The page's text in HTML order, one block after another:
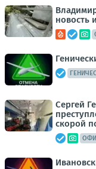
новость
Сергей
скорой